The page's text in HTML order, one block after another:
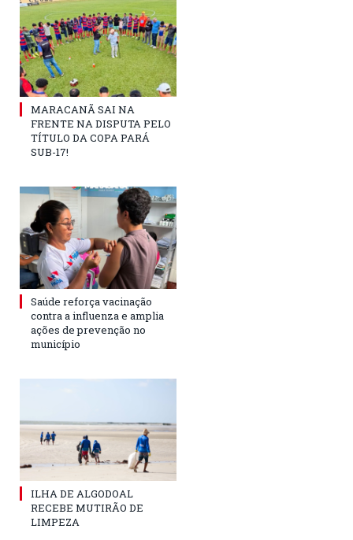
MARACANÃ SAI NA
FRENTE NA DISPUTA PELO
TÍTULO DA COPA PARÁ
SUB-17!
Saúde reforça vacinação
contra a influenza e amplia
ações de prevenção no
município
ILHA DE ALGODOAL
RECEBE MUTIRÃO DE
LIMPEZA